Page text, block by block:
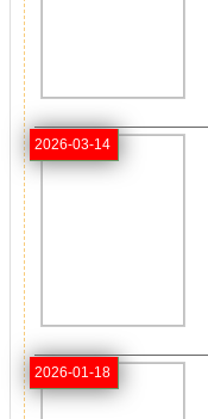
2026-03-14
2026-01-18